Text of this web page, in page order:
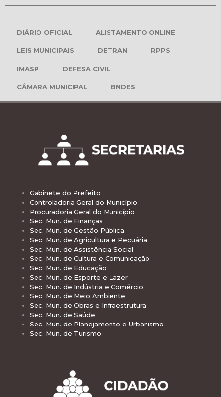
DIÁRIO OFICIAL ALISTAMENTO ONLINE
LEIS MUNICIPAIS DETRAN RPPS
IMASP DEFESA CIVIL
CÂMARA MUNICIPAL BNDES
Gabinete do Prefeito
Controladoria Geral do Município
Procuradoria Geral do Município
Sec. Mun. de Finanças
Sec. Mun. de Gestão Pública
Sec. Mun. de Agricultura e Pecuária
Sec. Mun. de Assistência Social
Sec. Mun. de Cultura e Comunicação
Sec. Mun. de Educação
Sec. Mun. de Esporte e Lazer
Sec. Mun. de Indústria e Comércio
Sec. Mun. de Meio Ambiente
Sec. Mun. de Obras e Infraestrutura
Sec. Mun. de Saúde
Sec. Mun. de Planejamento e Urbanismo
Sec. Mun. de Turismo